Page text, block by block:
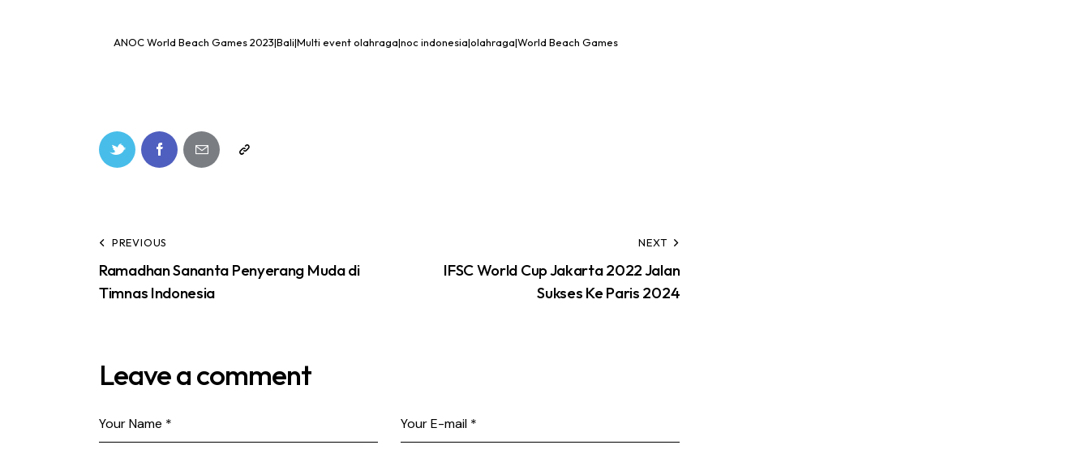
ANOC World Beach Games 2023|Bali|Multi event olahraga|noc indonesia|olahraga|World Beach Games
PREVIOUS
Ramadhan Sananta Penyerang Muda di
Timnas Indonesia
NEXT
IFSC World Cup Jakarta 2022 Jalan
Sukses Ke Paris 2024
Leave a comment